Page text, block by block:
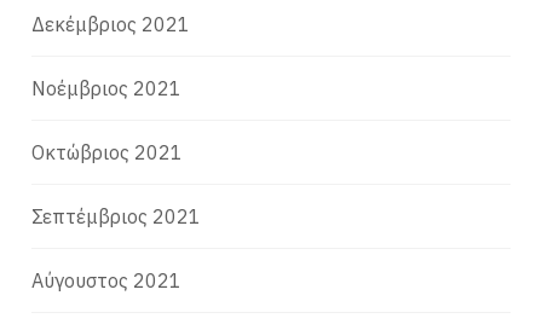
Δεκέμβριος 2021
Νοέμβριος 2021
Οκτώβριος 2021
Σεπτέμβριος 2021
Αύγουστος 2021